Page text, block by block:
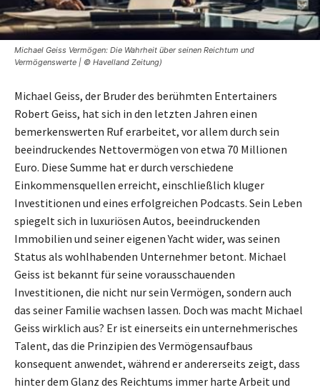
Michael Geiss Vermögen: Die Wahrheit über seinen Reichtum und
Vermögenswerte | © Havelland Zeitung)
Michael Geiss, der Bruder des berühmten Entertainers
Robert Geiss, hat sich in den letzten Jahren einen
bemerkenswerten Ruf erarbeitet, vor allem durch sein
beeindruckendes Nettovermögen von etwa 70 Millionen
Euro. Diese Summe hat er durch verschiedene
Einkommensquellen erreicht, einschließlich kluger
Investitionen und eines erfolgreichen Podcasts. Sein Leben
spiegelt sich in luxuriösen Autos, beeindruckenden
Immobilien und seiner eigenen Yacht wider, was seinen
Status als wohlhabenden Unternehmer betont. Michael
Geiss ist bekannt für seine vorausschauenden
Investitionen, die nicht nur sein Vermögen, sondern auch
das seiner Familie wachsen lassen. Doch was macht Michael
Geiss wirklich aus? Er ist einerseits ein unternehmerisches
Talent, das die Prinzipien des Vermögensaufbaus
konsequent anwendet, während er andererseits zeigt, dass
hinter dem Glanz des Reichtums immer harte Arbeit und